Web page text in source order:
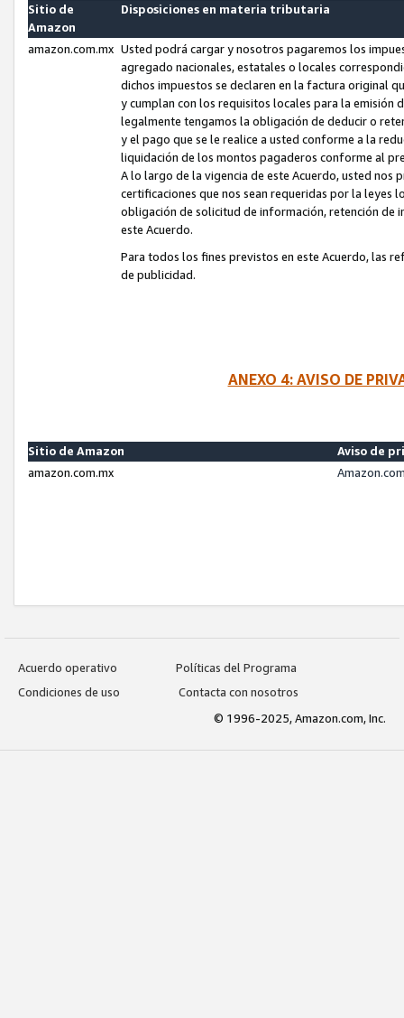
Sitio de
Amazon
Disposiciones en materia tributaria
amazon.com.mx Usted podrá cargar y nosotros pagaremos los
agregado nacionales, estatales o locales
dichos impuestos se declaren en la factura original
y cumplan con los requisitos locales para la emisión
legalmente tengamos la obligación de deducir o
y el pago que se le realice a usted conforme a la
liquidación de los montos pagaderos conforme al
A lo largo de la vigencia de este Acuerdo, usted
certificaciones que nos sean requeridas por la leyes
obligación de solicitud de información, retención de
este Acuerdo.
Para todos los fines previstos en este Acuerdo, las
de publicidad.
ANEXO 4: AVISO DE
Sitio de Amazon
Aviso de
amazon.com.mx
Acuerdo operativo
Políticas del Programa
Condiciones de uso
Contacta con nosotros
© 1996-2025, Amazon.com, Inc.